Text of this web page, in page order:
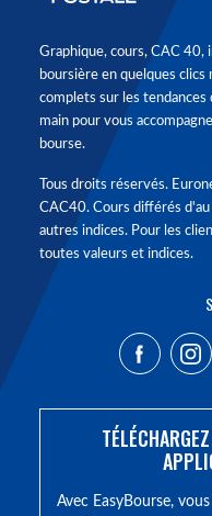
Graphique, cours, CAC
boursière en quelques clics
complets sur les
main pour vous
bourse.
Tous droits réservés.
CAC40. Cours différés
autres indices. Pour les
toutes valeurs et indices.
Avec EasyBourse,